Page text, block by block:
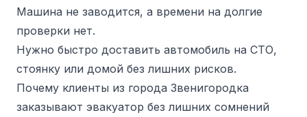
Машина не заводится, а времени на долгие
проверки нет.
Нужно быстро доставить автомобиль на СТО,
стоянку или домой без лишних рисков.
Почему клиенты из города Звенигородка
заказывают эвакуатор без лишних сомнений